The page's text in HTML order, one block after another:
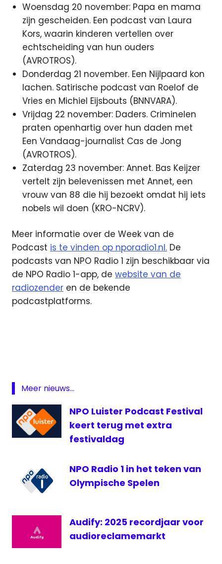
Woensdag 20 november: Papa en mama
zijn gescheiden. Een podcast van Laura
Kors, waarin kinderen vertellen over
echtscheiding van hun ouders
(AVROTROS).
Donderdag 21 november. Een Nijlpaard kon
lachen. Satirische podcast van Roelof de
Vries en Michiel Eijsbouts (BNNVARA).
Vrijdag 22 november: Daders. Criminelen
praten openhartig over hun daden met
Een Vandaag-journalist Cas de Jong
(AVROTROS).
Zaterdag 23 november: Annet. Bas Keijzer
vertelt zijn belevenissen met Annet, een
vrouw van 88 die hij bezoekt omdat hij iets
nobels wil doen (KRO-NCRV).
Meer informatie over de Week van de
Podcast is te vinden op nporadio1.nl. De
podcasts van NPO Radio 1 zijn beschikbaar via
de NPO Radio 1-app, de website van de
radiozender en de bekende
podcastplatforms.
Week
van de
Podcast
Meer nieuws...
NPO Luister Podcast Festival
keert terug met extra
festivaldag
NPO Radio 1 in het teken van
Olympische Spelen
Audify: 2025 recordjaar voor
audioreclamemarkt